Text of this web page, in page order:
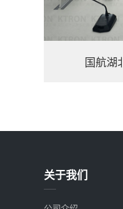
国航湖
关于我们